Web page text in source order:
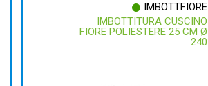
IMBOTTFIORE
IMBOTTITURA CUSCINO
FIORE POLIESTERE 25 CM Ø
240